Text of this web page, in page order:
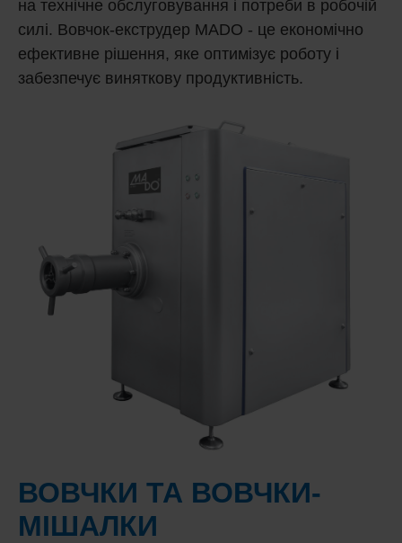
на технічне обслуговування і потреби в робочій
силі. Вовчок-екструдер MADO - це економічно
ефективне рішення, яке оптимізує роботу і
забезпечує виняткову продуктивність.
ВОВЧКИ ТА ВОВЧКИ-
МІШАЛКИ